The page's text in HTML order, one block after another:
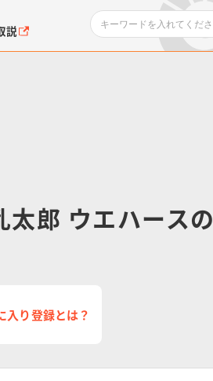
ーズ ポケットモンスター
しょん＆
ル
SMPシリーズ
説
郎 ウエハースの
入り登録とは？